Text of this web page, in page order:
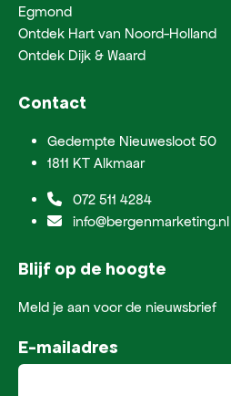
Egmond
Ontdek Hart van Noord-Holland
Ontdek Dijk & Waard
Contact
Gedempte Nieuwesloot 50
1811 KT Alkmaar
072 511 4284
info@bergenmarketing.nl
Blijf op de hoogte
Meld je aan voor de nieuwsbrief
E-mailadres